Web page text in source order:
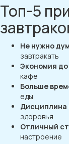
Топ-5
Не нужно
завтракать
Экономия до
кафе
Больше
еды
Дисциплина
здоровья
Отличный
настроение